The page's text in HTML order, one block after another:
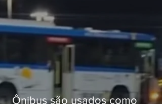
Ônibus são usados como